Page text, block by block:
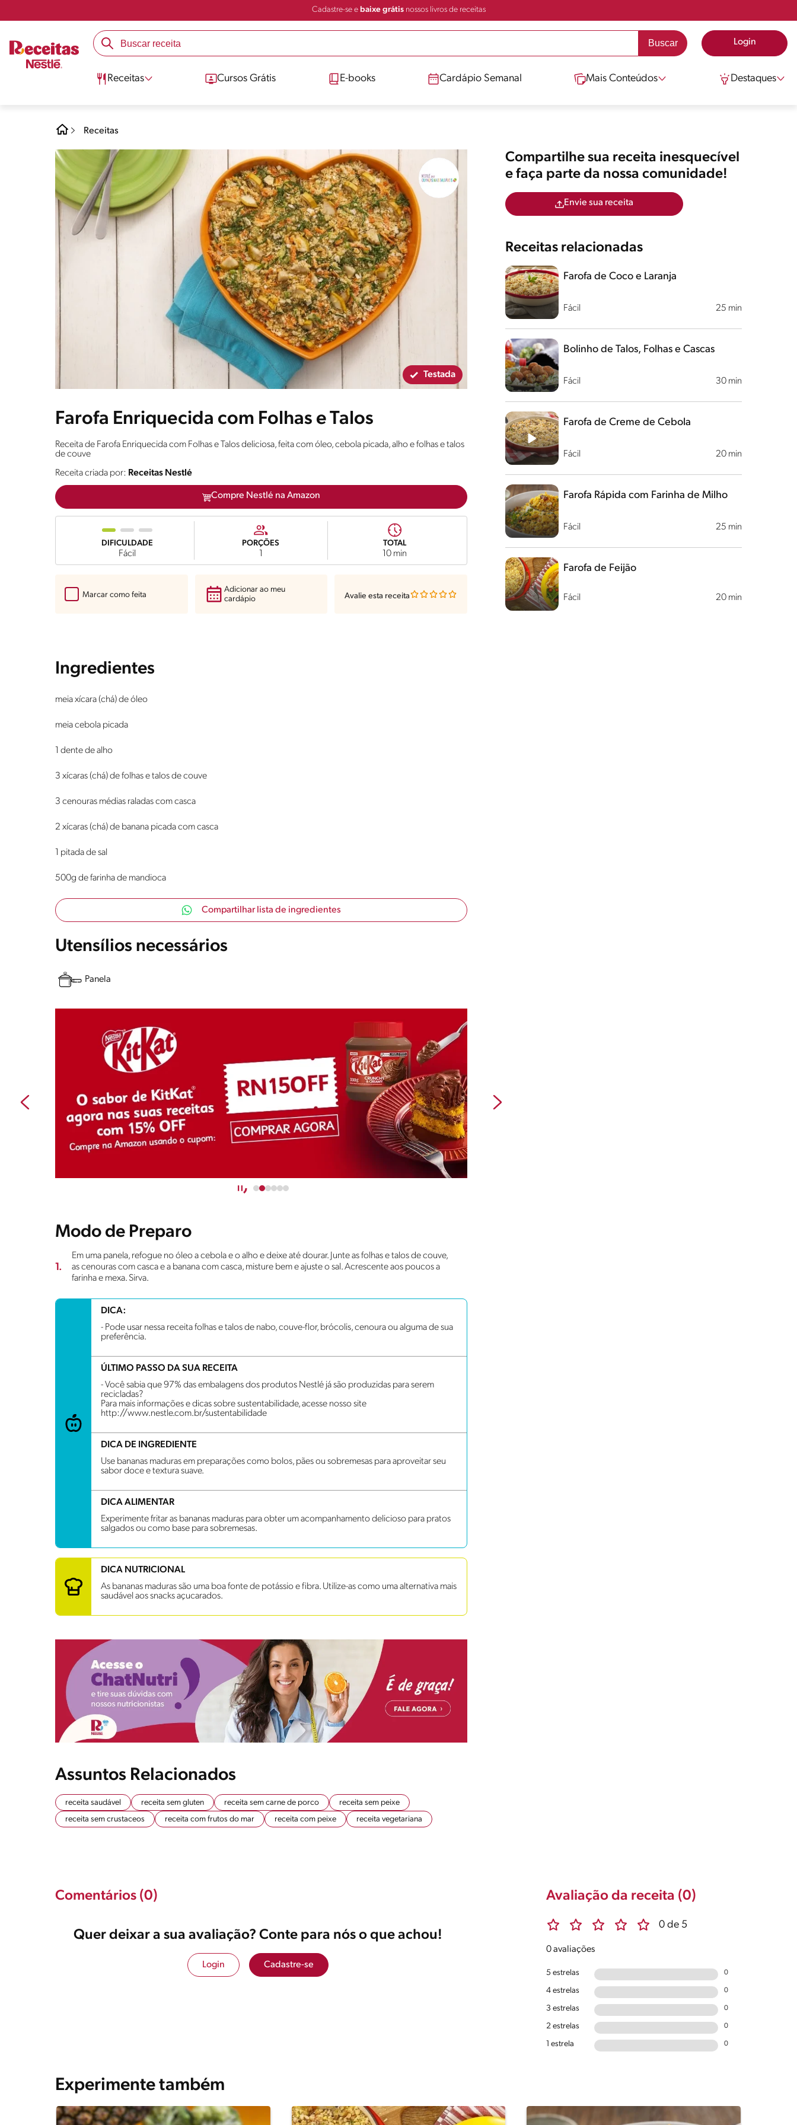
Cadastre-se e baixe grátisnossos livros de receitas
Login
Receitas Cursos Grátis E-books Cardápio Semanal Mais Conteúdos Destaques
Receitas
Testada
Farofa Enriquecida com Folhas e Talos
Receita de Farofa Enriquecida com Folhas e Talos deliciosa, feita com óleo, cebola picada, alho e folhas e talos
de couve
Receita criada por: Receitas Nestlé
Compre Nestlé na Amazon
DIFICULDADE
Fácil
PORÇÕES TOTAL
10 min
Marcar como feita
Adicionar ao meu
cardápio
Avalie esta receita
Ingredientes
meia xícara (chá) de óleo
meia cebola picada
1 dente de alho
3 xícaras (chá) de folhas e talos de couve
3 cenouras médias raladas com casca
2 xícaras (chá) de banana picada com casca
1 pitada de sal
500g de farinha de mandioca
Compartilhar lista de ingredientes
Utensílios necessários
Panela
Modo de Preparo
1.
Em uma panela, refogue no óleo a cebola e o alho e deixe até dourar. Junte as folhas e talos de couve,
as cenouras com casca e a banana com casca, misture bem e ajuste o sal. Acrescente aos poucos a
farinha e mexa. Sirva.
DICA:
- Pode usar nessa receita folhas e talos de nabo, couve-flor, brócolis, cenoura ou alguma de sua
preferência.
ÚLTIMO PASSO DA SUA RECEITA
- Você sabia que 97% das embalagens dos produtos Nestlé já são produzidas para serem
recicladas?
Para mais informações e dicas sobre sustentabilidade, acesse nosso site
http://www.nestle.com.br/sustentabilidade
DICA DE INGREDIENTE
Use bananas maduras em preparações como bolos, pães ou sobremesas para aproveitar seu
sabor doce e textura suave.
DICA ALIMENTAR
Experimente fritar as bananas maduras para obter um acompanhamento delicioso para pratos
salgados ou como base para sobremesas.
DICA NUTRICIONAL
As bananas maduras são uma boa fonte de potássio e fibra. Utilize-as como uma alternativa mais
saudável aos snacks açucarados.
Assuntos Relacionados
receita saudável receita sem gluten receita sem carne de porco
receita sem peixe
receita sem crustaceos
receita com frutos do mar receita com peixe receita vegetariana
Compartilhe sua receita inesquecível
e faça parte da nossa comunidade!
Envie sua receita
Receitas relacionadas
Fácil 25 min
Farofa de Coco e Laranja
Fácil 30 min
Bolinho de Talos, Folhas e Cascas
Fácil 20 min
Farofa de Creme de Cebola
Fácil 25 min
Farofa Rápida com Farinha de Milho
Fácil 20 min
Farofa de Feijão
Avaliação da receita (0)
0 de 5
0 avaliações
5 estrelas 0
4 estrelas 0
3 estrelas 0
2 estrelas 0
1 estrela 0
Comentários (0)
Quer deixar a sua avaliação? Conte para nós o que achou!
Login Cadastre-se
Experimente também